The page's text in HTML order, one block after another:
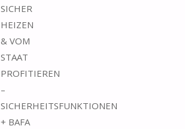
SICHER
HEIZEN
& VOM
STAAT
PROFITIEREN
–
SICHERHEITSFUNKTIONEN
+ BAFA